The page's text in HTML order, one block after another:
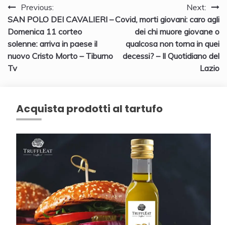
Navigazione
articoli
Previous:
SAN POLO DEI CAVALIERI –
Domenica 11 corteo
solenne: arriva in paese il
nuovo Cristo Morto – Tiburno
Tv
Next:
Covid, morti giovani: caro agli
dei chi muore giovane o
qualcosa non torna in quei
decessi? – Il Quotidiano del
Lazio
Acquista prodotti al tartufo